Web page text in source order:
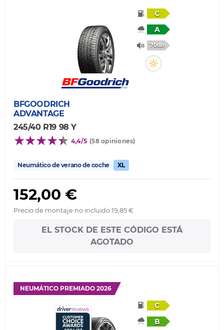
C
A
70db
BFGOODRICH
ADVANTAGE
245/40 R19 98 Y
4,4/5 (58 opiniones)
Neumático de verano de coche XL
152,00 €
Precio de montaje no incluido 19,85 €
EL STOCK DE ESTE CÓDIGO ESTÁ
AGOTADO
NEUMÁTICO PREMIADO 2026
C
B